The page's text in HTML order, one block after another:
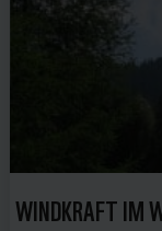
WINDKRAFT IM